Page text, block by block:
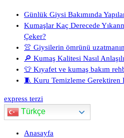
Günlük Giysi Bakımında
Kumaşlar Kaç Derecede
Çeker?
👚 Giysilerin ömrünü
🔎 Kumaş Kalitesi Nasıl
👕 Kıyafet ve kumaş bakım
🧵 Kuru Temizleme Gerektiren
express terzi
Türkçe
Anasayfa